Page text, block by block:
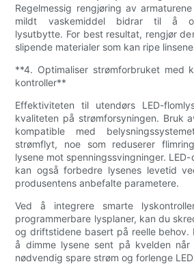
Regelmessig rengjøring av
mildt vaskemiddel bidrar til å
lysutbytte. For best resultat, rengjør
slipende materialer som kan ripe
**4. Optimaliser strømforbruket med
kontroller**
Effektiviteten til utendørs LED-
kvaliteten på strømforsyningen. Bruk
kompatible med
strømflyt, noe som reduserer
lysene mot spenningssvingninger.
kan også forbedre lysenes levetid
produsentens anbefalte parametere.
Ved å integrere smarte
programmerbare lysplaner, kan du
og driftstidene basert på reelle behov.
å dimme lysene sent på kvelden
nødvendig spare strøm og forlenge